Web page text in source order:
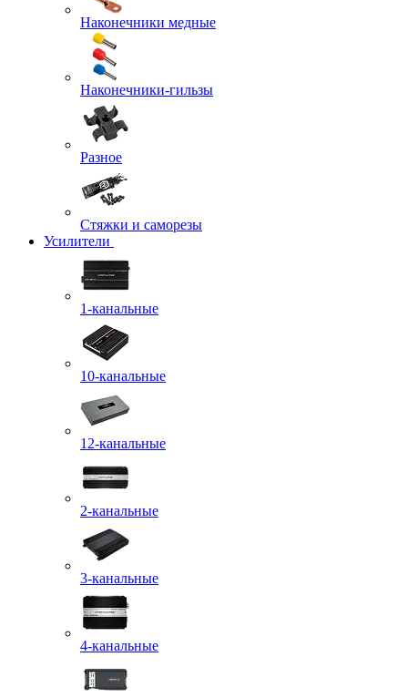
Наконечники медные
Наконечники-гильзы
Разное
Стяжки и саморезы
Усилители
1-канальные
10-канальные
12-канальные
2-канальные
3-канальные
4-канальные